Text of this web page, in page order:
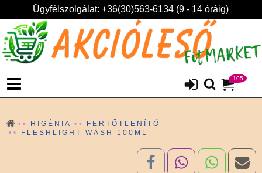
Ügyfélszolgálat: +36(30)563-6134 (9 - 14 óráig)
105
HIGÉNIA
FERTŐTLENÍTŐ
FLESHLIGHT WASH 100ML